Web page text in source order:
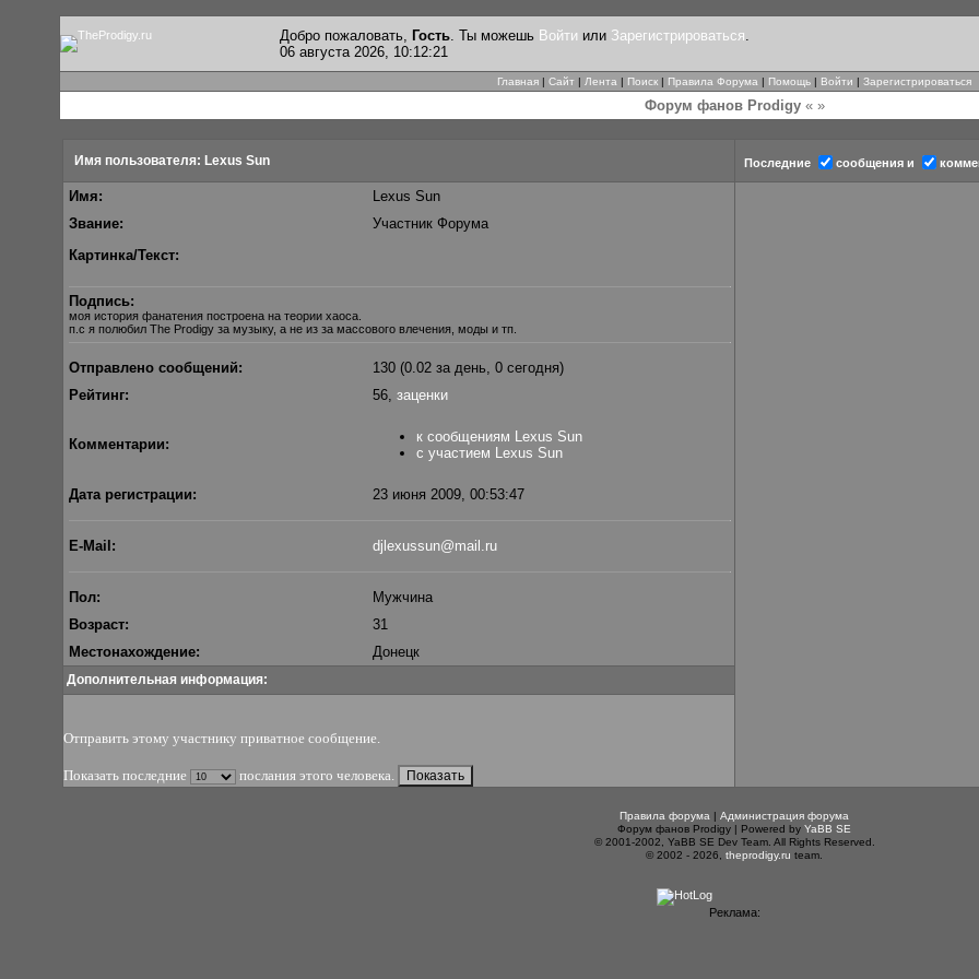
Добро пожаловать, Гость. Ты можешь Войти или Зарегистрироваться.
06 августа 2026, 10:12:21
Главная | Сайт | Лента | Поиск | Правила Форума | Помощь | Войти | Зарегистрироваться
Форум фанов Prodigy« »
Имя пользователя: Lexus Sun Последние сообщения и
Имя:
Lexus Sun
Звание:
Участник Форума
Картинка/Текст:
Подпись:
моя история фанатения построена на теории хаоса.
п.с я полюбил The Prodigy за музыку, а не из за массового влечения, моды и тп.
Отправлено сообщений:
130 (0.02 за день, 0 сегодня)
Рейтинг:
56, заценки
Комментарии:
к сообщениям Lexus Sun
с участием Lexus Sun
Дата регистрации: 23 июня 2009, 00:53:47
E-Mail: djlexussun@mail.ru
Пол:
Мужчина
Возраст:
31
Местонахождение:
Донецк
Дополнительная информация:
Отправить этому участнику приватное сообщение.
Показать последние послания этого человека.
Правила форума | Администрация форума
Форум фанов Prodigy | Powered by YaBB SE
© 2001-2002, YaBB SE Dev Team. All Rights Reserved.
© 2002 - 2026, theprodigy.ru team.
Реклама: